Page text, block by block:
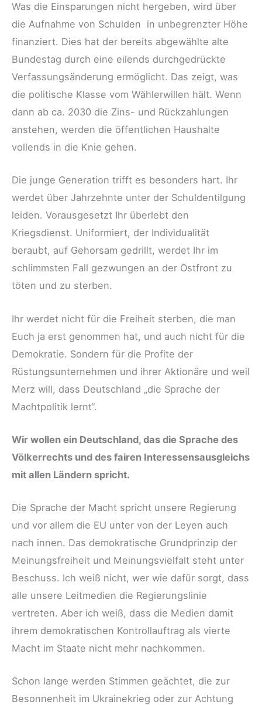
Was die Einsparungen nicht hergeben, wird über
die Aufnahme von Schulden in unbegrenzter Höhe
finanziert. Dies hat der bereits abgewählte alte
Bundestag durch eine eilends durchgedrückte
Verfassungsänderung ermöglicht. Das zeigt, was
die politische Klasse vom Wählerwillen hält. Wenn
dann ab ca. 2030 die Zins- und Rückzahlungen
anstehen, werden die öffentlichen Haushalte
vollends in die Knie gehen.
Die junge Generation trifft es besonders hart. Ihr
werdet über Jahrzehnte unter der Schuldentilgung
leiden. Vorausgesetzt Ihr überlebt den
Kriegsdienst. Uniformiert, der Individualität
beraubt, auf Gehorsam gedrillt, werdet Ihr im
schlimmsten Fall gezwungen an der Ostfront zu
töten und zu sterben.
Ihr werdet nicht für die Freiheit sterben, die man
Euch ja erst genommen hat, und auch nicht für die
Demokratie. Sondern für die Profite der
Rüstungsunternehmen und ihrer Aktionäre und weil
Merz will, dass Deutschland „die Sprache der
Machtpolitik lernt“.
Wir wollen ein Deutschland, das die Sprache des
Völkerrechts und des fairen Interessensausgleichs
mit allen Ländern spricht.
Die Sprache der Macht spricht unsere Regierung
und vor allem die EU unter von der Leyen auch
nach innen. Das demokratische Grundprinzip der
Meinungsfreiheit und Meinungsvielfalt steht unter
Beschuss. Ich weiß nicht, wer wie dafür sorgt, dass
alle unsere Leitmedien die Regierungslinie
vertreten. Aber ich weiß, dass die Medien damit
ihrem demokratischen Kontrollauftrag als vierte
Macht im Staate nicht mehr nachkommen.
Schon lange werden Stimmen geächtet, die zur
Besonnenheit im Ukrainekrieg oder zur Achtung